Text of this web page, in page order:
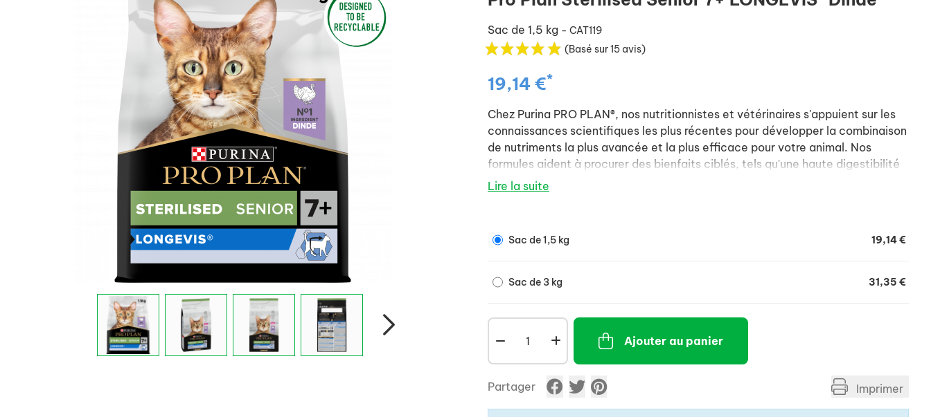
Sac de 1,5 kg - CAT119
(Basé sur 15 avis)
19,14 €*
Chez Purina PRO PLAN®, nos nutritionnistes et vétérinaires s'appuient sur les
connaissances scientifiques les plus récentes pour développer la combinaison
de nutriments la plus avancée et la plus efficace pour votre animal. Nos
formules aident à procurer des bienfaits ciblés, tels qu'une haute digestibilité
et une absorption élevée des nutriments, afin de soutenir les défenses
Lire la suite
Sac de 1,5 kg 19,14 €
Sac de 3 kg 31,35 €
Ajouter au panier
Partager Imprimer